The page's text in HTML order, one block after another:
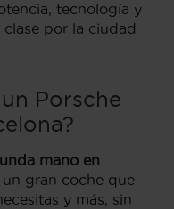
tecnología y
por la ciudad
Porsche
mano en
gran coche que
y más, sin